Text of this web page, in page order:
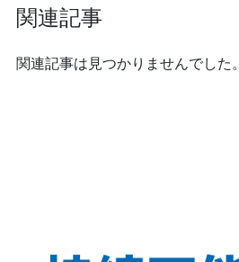
関連記事
関連記事は見つかりませんでした。